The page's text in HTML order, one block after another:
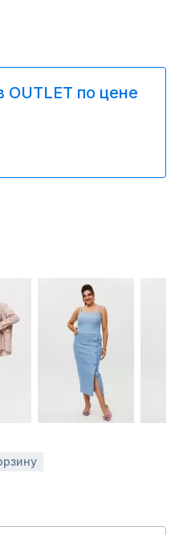
по цене